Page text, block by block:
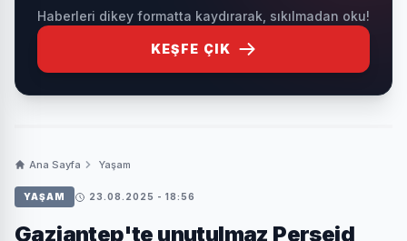
Haberleri dikey formatta kaydırarak, sıkılmadan oku!
KEŞFE ÇIK
Ana Sayfa Yaşam
YAŞAM 23.08.2025 - 18:56
Gaziantep'te unutulmaz Perseid